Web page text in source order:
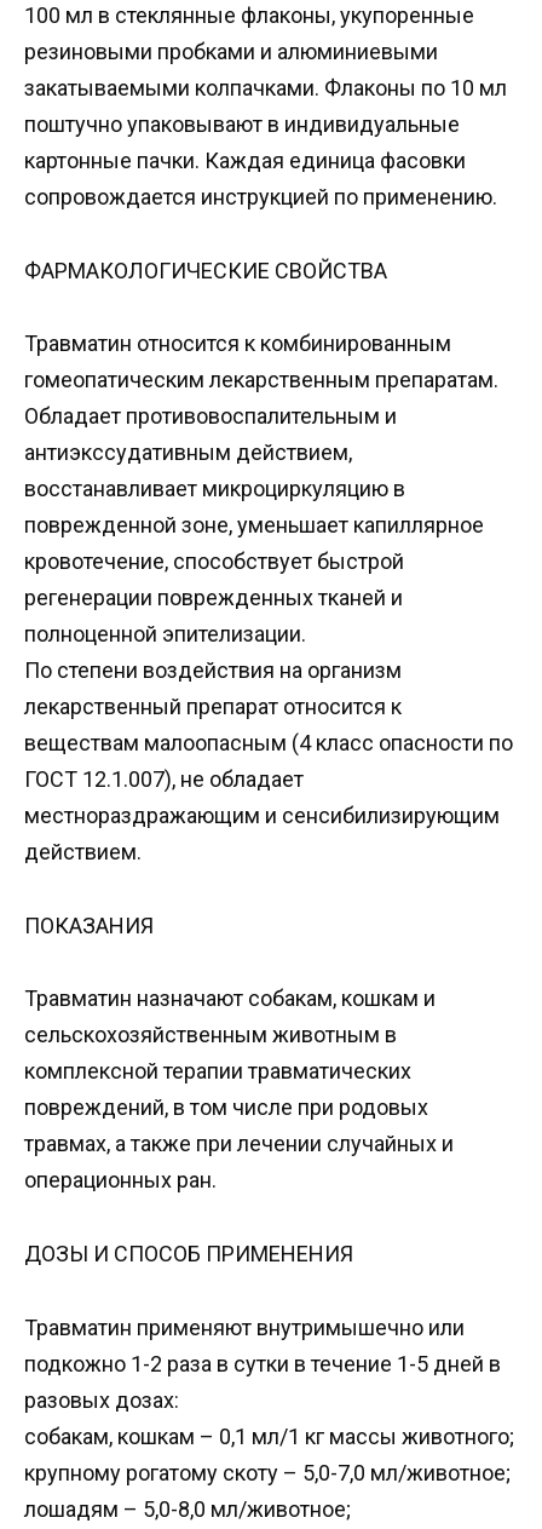
100 мл в стеклянные флаконы, укупоренные
резиновыми пробками и алюминиевыми
закатываемыми колпачками. Флаконы по 10 мл
поштучно упаковывают в индивидуальные
картонные пачки. Каждая единица фасовки
сопровождается инструкцией по применению.
ФАРМАКОЛОГИЧЕСКИЕ СВОЙСТВА
Травматин относится к комбинированным
гомеопатическим лекарственным препаратам.
Обладает противовоспалительным и
антиэкссудативным действием,
восстанавливает микроциркуляцию в
поврежденной зоне, уменьшает капиллярное
кровотечение, способствует быстрой
регенерации поврежденных тканей и
полноценной эпителизации.
По степени воздействия на организм
лекарственный препарат относится к
веществам малоопасным (4 класс опасности по
ГОСТ 12.1.007), не обладает
местнораздражающим и сенсибилизирующим
действием.
ПОКАЗАНИЯ
Травматин назначают собакам, кошкам и
сельскохозяйственным животным в
комплексной терапии травматических
повреждений, в том числе при родовых
травмах, а также при лечении случайных и
операционных ран.
ДОЗЫ И СПОСОБ ПРИМЕНЕНИЯ
Травматин применяют внутримышечно или
подкожно 1-2 раза в сутки в течение 1-5 дней в
разовых дозах:
собакам, кошкам – 0,1 мл/1 кг массы животного;
крупному рогатому скоту – 5,0-7,0 мл/животное;
лошадям – 5,0-8,0 мл/животное;